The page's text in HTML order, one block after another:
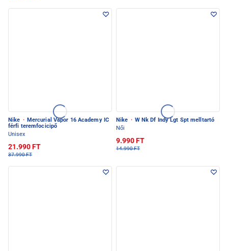
Nike · Mercurial Vapor 16 Academy IC
férfi teremfocicipő
Unisex
21.990 FT
37.990 FT
Nike · W Nk Df Indy Lgt Spt melltartó
Női
9.990 FT
14.990 FT